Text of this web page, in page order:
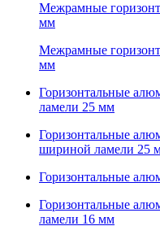
Межрамные
мм
Межрамные
мм
Горизонтальные
ламели 25 мм
Горизонтальные
шириной ламели 25
Горизонтальные
Горизонтальные
ламели 16 мм